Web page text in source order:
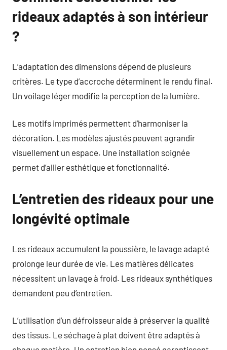
rideaux adaptés à son intérieur
?
L’adaptation des dimensions dépend de plusieurs
critères. Le type d’accroche déterminent le rendu final.
Un voilage léger modifie la perception de la lumière.
Les motifs imprimés permettent d’harmoniser la
décoration. Les modèles ajustés peuvent agrandir
visuellement un espace. Une installation soignée
permet d’allier esthétique et fonctionnalité.
L’entretien des rideaux pour une
longévité optimale
Les rideaux accumulent la poussière, le lavage adapté
prolonge leur durée de vie. Les matières délicates
nécessitent un lavage à froid. Les rideaux synthétiques
demandent peu d’entretien.
L’utilisation d’un défroisseur aide à préserver la qualité
des tissus. Le séchage à plat doivent être adaptés à